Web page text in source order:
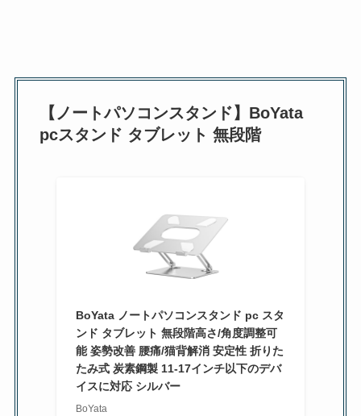
【ノートパソコンスタンド】BoYata
pcスタンド タブレット 無段階
BoYata ノートパソコンスタンド pc スタ
ンド タブレット 無段階高さ/角度調整可
能 姿勢改善 腰痛/猫背解消 安定性 折りた
たみ式 炭素鋼製 11-17インチ以下のデバ
イスに対応 シルバー
BoYata